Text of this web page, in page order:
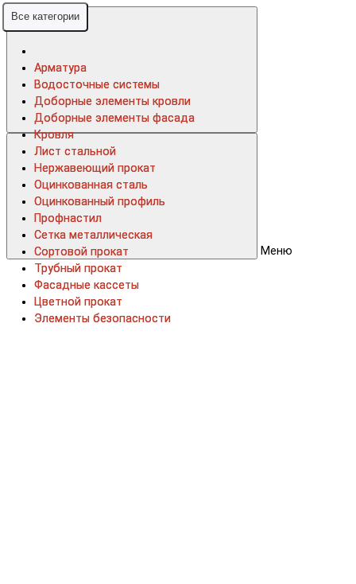
Меню
Все категории
Арматура
Водосточные системы
Доборные элементы кровли
Доборные элементы фасада
Кровля
Лист стальной
Нержавеющий прокат
Оцинкованная сталь
Оцинкованный профиль
Профнастил
Сетка металлическая
Сортовой прокат
Трубный прокат
Фасадные кассеты
Цветной прокат
Элементы безопасности
Все категории
Арматура
Водосточные системы
Доборные элементы кровли
Доборные элементы фасада
Кровля
Лист стальной
Нержавеющий прокат
Оцинкованная сталь
Оцинкованный профиль
Профнастил
Сетка металлическая
Сортовой прокат
Трубный прокат
Фасадные кассеты
Цветной прокат
Элементы безопасности